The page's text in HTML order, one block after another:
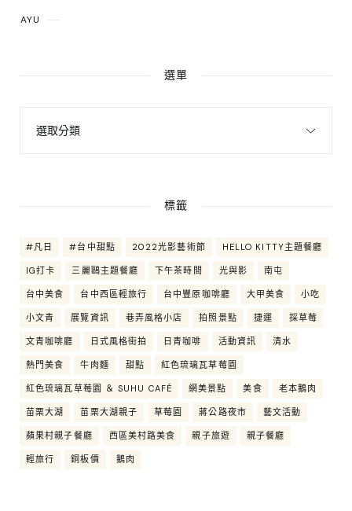
AYU
選單
標籤
#凡日 #台中甜點 2022光影藝術節 HELLO KITTY主題餐廳
IG打卡 三麗鷗主題餐廳 下午茶時間 光與影 南屯
台中美食 台中西區輕旅行 台中豐原咖啡廳 大甲美食 小吃
小文青 展覽資訊 巷弄風格小店 拍照景點 捷運 採草莓
文青咖啡廳 日式風格街拍 日青咖啡 活動資訊 清水
熱門美食 牛肉麵 甜點 紅色琉璃瓦草莓園
紅色琉璃瓦草莓園 ＆ SUHU CAFÉ 網美景點 美食 老本鵝肉
苗栗大湖 苗栗大湖親子 草莓園 蔣公路夜市 藝文活動
蘋果村親子餐廳 西區美村路美食 親子旅遊 親子餐廳
輕旅行 銅板價 鵝肉